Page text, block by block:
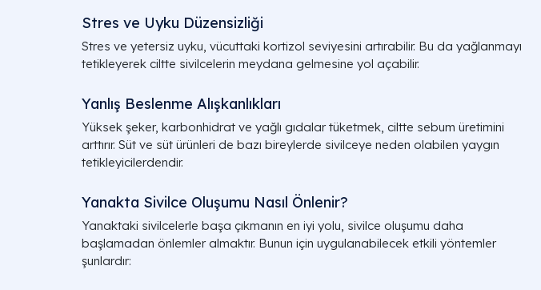
Stres ve Uyku Düzensizliği
Stres ve yetersiz uyku, vücuttaki kortizol seviyesini artırabilir. Bu da yağlanmayı
tetikleyerek ciltte sivilcelerin meydana gelmesine yol açabilir.
Yanlış Beslenme Alışkanlıkları
Yüksek şeker, karbonhidrat ve yağlı gıdalar tüketmek, ciltte sebum üretimini
arttırır. Süt ve süt ürünleri de bazı bireylerde sivilceye neden olabilen yaygın
tetikleyicilerdendir.
Yanakta Sivilce Oluşumu Nasıl Önlenir?
Yanaktaki sivilcelerle başa çıkmanın en iyi yolu, sivilce oluşumu daha
başlamadan önlemler almaktır. Bunun için uygulanabilecek etkili yöntemler
şunlardır: